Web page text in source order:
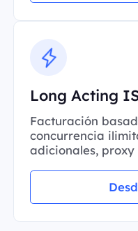
Long Acting
Facturación
concurrencia
adicionales,